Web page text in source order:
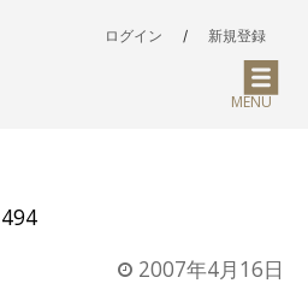
ログイン / 新規登録
MENU
2007年4月16日